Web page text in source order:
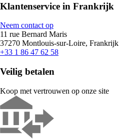
Klantenservice in Frankrijk
Neem contact op
11 rue Bernard Maris
37270 Montlouis-sur-Loire, Frankrijk
+33 1 86 47 62 58
Veilig betalen
Koop met vertrouwen op onze site